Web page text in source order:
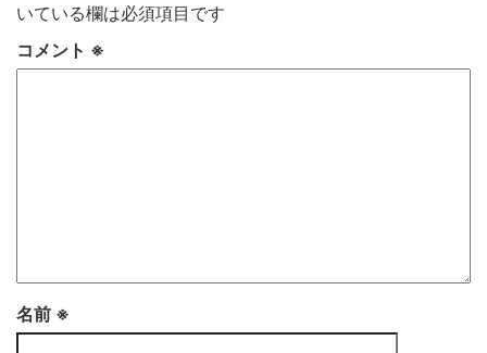
いている欄は必須項目です
コメント ※
名前 ※